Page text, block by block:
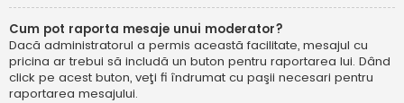
Cum pot raporta mesaje unui moderator?
Dacă administratorul a permis această facilitate, mesajul cu
pricina ar trebui să includă un buton pentru raportarea lui. Dând
click pe acest buton, veţi fi îndrumat cu paşii necesari pentru
raportarea mesajului.